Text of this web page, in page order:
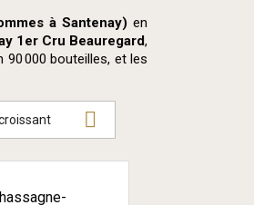
à Santenay) en
1er Cru Beauregard,
000 bouteilles, et les
